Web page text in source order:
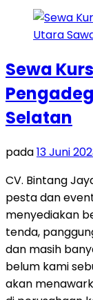
Sewa
Selatan
pada13 Juni
CV. Bintang
pesta dan
menyediakan
tenda,
dan masih
belum kami
akan